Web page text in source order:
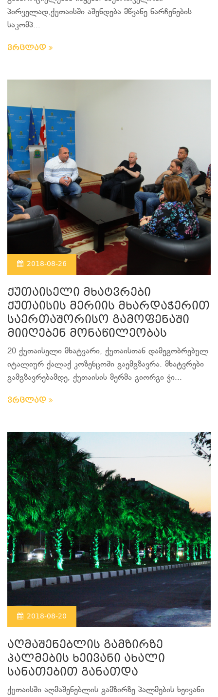
პირველად,ქუთაისში აშენდება მწვანე ნარჩენების
საკომპ...
ვრცლად
2018-08-26
ქუთაისელი მხატვრები
ქუთაისის მერიის მხარდაჭერით
საერთაშორისო გამოფენაში
მიიღებენ მონაწილეობას
20 ქუთაისელი მხატვარი, ქუთაისთან დამეგობრებულ
იტალიურ ქალაქ კოზენცოში გაემგზავრა. მხატვრები
გამგზავრებამდე, ქუთაისის მერმა გიორგი ჭი...
ვრცლად
2018-08-20
აღმაშენებლის გამზირზე
პალმების ხეივანი ახალი
სანათებით განათდა
ქუთაისში აღმაშენებლის გამზირზე პალმების ხეივანი